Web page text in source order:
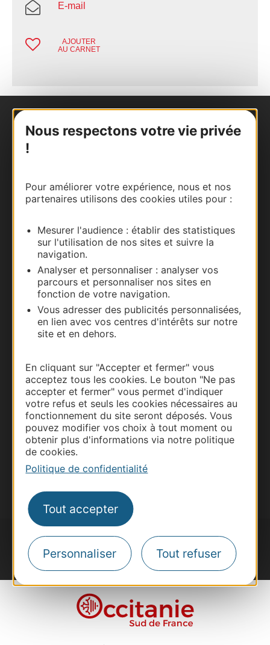
Nous respectons votre vie privée
!
Pour améliorer votre expérience, nous et nos
partenaires utilisons des cookies utiles pour :
Mesurer l'audience : établir des statistiques
sur l'utilisation de nos sites et suivre la
navigation.
Analyser et personnaliser : analyser vos
parcours et personnaliser nos sites en
fonction de votre navigation.
Vous adresser des publicités personnalisées,
en lien avec vos centres d'intérêts sur notre
site et en dehors.
En cliquant sur "Accepter et fermer" vous
acceptez tous les cookies. Le bouton "Ne pas
accepter et fermer" vous permet d'indiquer
votre refus et seuls les cookies nécessaires au
fonctionnement du site seront déposés. Vous
pouvez modifier vos choix à tout moment ou
obtenir plus d'informations via notre politique
de cookies.
Politique de confidentialité
Tout accepter
Personnaliser Tout refuser
E-mail
AJOUTER
AU CARNET
Nous contacter
Documentation
Thermalisme
Pros d'Occitanie
Site presse et d'influence
Voyagistes
Destination Sport
Inscrivez-vous à la lettre d'information
Destination Occitanie pour recevoir des
#VoyageOccitanie